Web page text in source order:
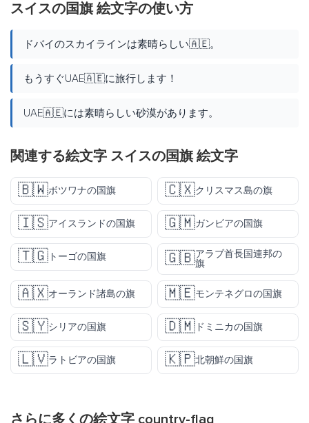
スイスの国旗 絵文字の使い方
ドバイのスカイラインは素晴らしい🇦🇪。
もうすぐUAE🇦🇪に旅行します！
UAE🇦🇪には素晴らしい砂漠があります。
関連する絵文字 スイスの国旗 絵文字
🇧🇼ボツワナの国旗 🇨🇽クリスマス島の旗
🇮🇸アイスランドの国旗 🇬🇲ガンビアの国旗
🇹🇬 トーゴの国旗 🇬🇧アラブ首長国連邦の
旗
🇦🇽オーランド諸島の旗 🇲🇪モンテネグロの国旗
🇸🇾シリアの国旗 🇩🇲 ドミニカの国旗
🇱🇻ラトビアの国旗 🇰🇵北朝鮮の国旗
さらに多くの絵文字 country-flag